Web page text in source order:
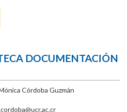
DOCUMENTACIÓN
Córdoba Guzmán